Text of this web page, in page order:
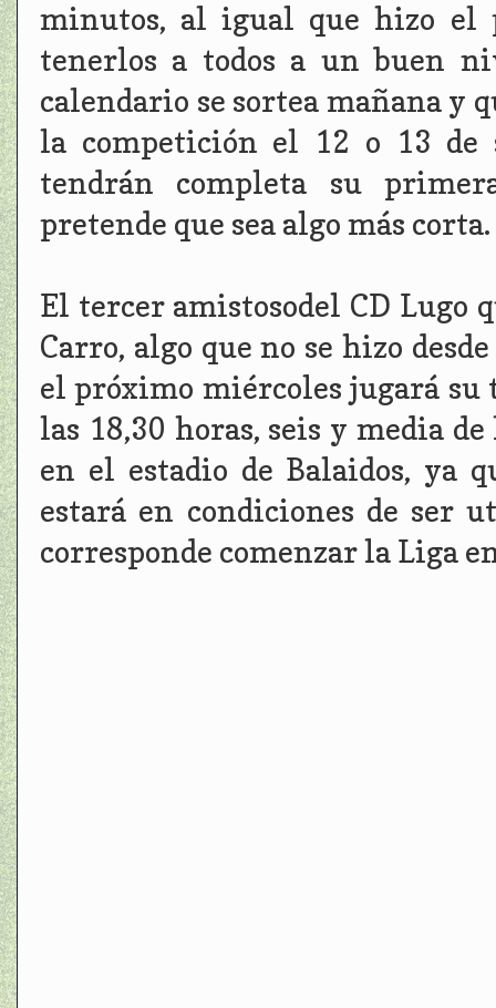
minutos, al igual que hizo el
tenerlos a todos a un buen
calendario se sortea mañana y
la competición el 12 o 13 de
tendrán completa su
pretende que sea algo más corta.
El tercer amistosodel CD Lugo
Carro, algo que no se hizo
el próximo miércoles jugará su
las 18,30 horas, seis y media
en el estadio de Balaidos, ya
estará en condiciones de ser
corresponde comenzar la Liga